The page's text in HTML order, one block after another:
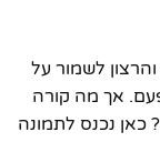
לשמור על
אך מה קורה
כאן נכנס לתמונה